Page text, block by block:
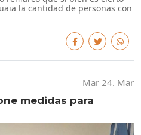
la cantidad de personas con
Mar 24. Mar
medidas para